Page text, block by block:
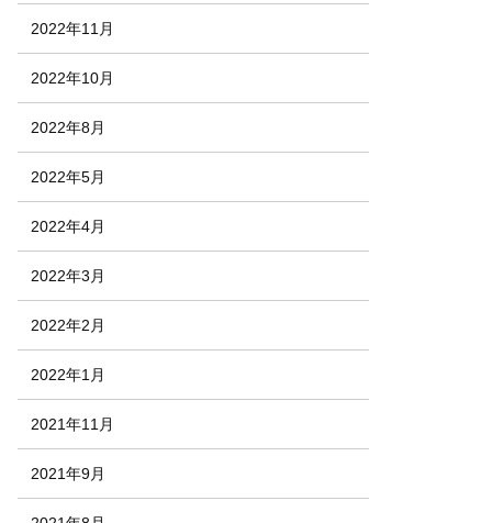
2022年11月
2022年10月
2022年8月
2022年5月
2022年4月
2022年3月
2022年2月
2022年1月
2021年11月
2021年9月